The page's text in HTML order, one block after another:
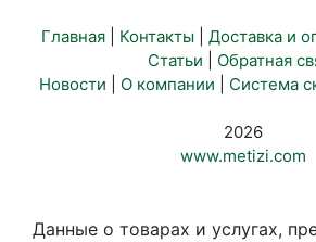
Главная Контакты Доставка и
Статьи
Обратная
Новости
О компании Система
2026
www.metizi.com
Данные о товарах и услугах,